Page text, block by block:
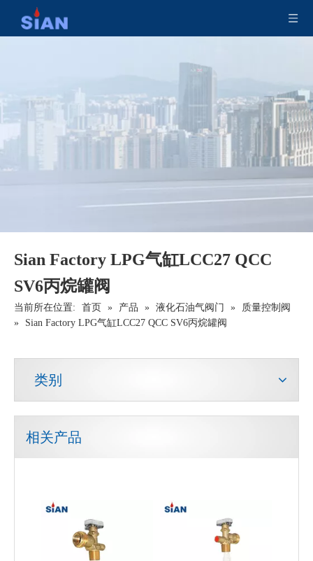
Sian Factory LPG气缸LCC27 QCC
SV6丙烷罐阀
当前所在位置: 首页 » 产品 » 液化石油气阀门 »
质量控制阀
»
Sian Factory LPG气缸LCC27 QCC SV6丙烷罐阀
类别
相关产品
Sian LPG QCC复合缸阀带扩散喷嘴 Sian Safety 30磅LPG气缸QCC连接OPD油箱阀阀